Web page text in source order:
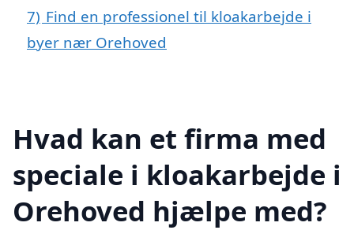
7) Find en professionel til kloakarbejde i
byer nær Orehoved
Hvad kan et firma med
speciale i kloakarbejde i
Orehoved hjælpe med?